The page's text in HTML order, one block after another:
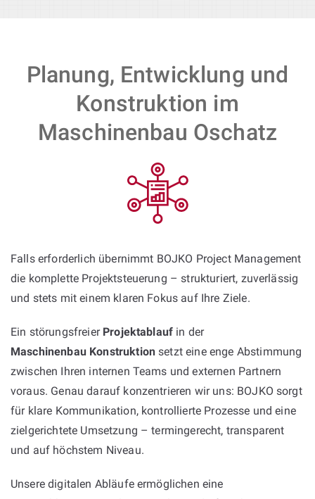
Planung, Entwicklung und
Konstruktion im
Maschinenbau Oschatz
Falls erforderlich übernimmt BOJKO Project Management
die komplette Projektsteuerung – strukturiert, zuverlässig
und stets mit einem klaren Fokus auf Ihre Ziele.
Ein störungsfreier Projektablauf in der
Maschinenbau Konstruktion setzt eine enge Abstimmung
zwischen Ihren internen Teams und externen Partnern
voraus. Genau darauf konzentrieren wir uns: BOJKO sorgt
für klare Kommunikation, kontrollierte Prozesse und eine
zielgerichtete Umsetzung – termingerecht, transparent
und auf höchstem Niveau.
Unsere digitalen Abläufe ermöglichen eine